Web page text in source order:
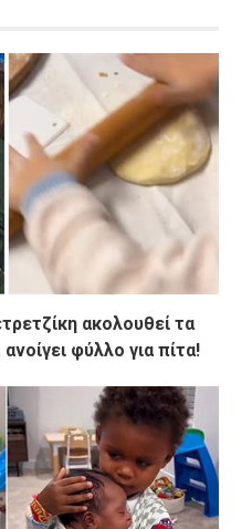
ακολουθεί τα
φύλλο για πίτα!